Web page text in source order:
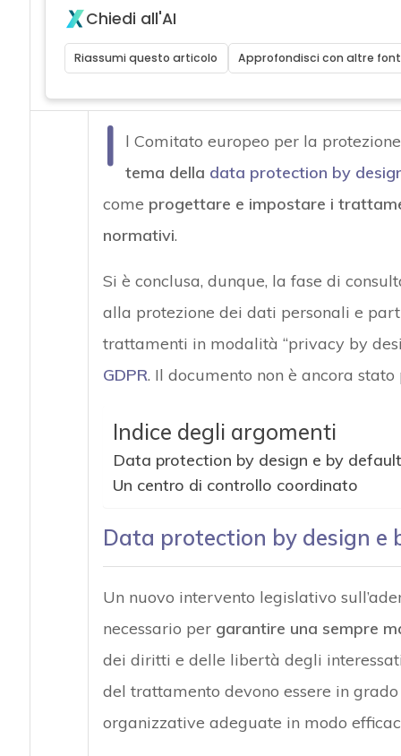
Chiedi all'AI
Riassumi questo articolo Approfondisci con altre
I
l Comitato europeo per la
tema della data protection by
come progettare e impostare i
normativi.
Si è conclusa, dunque, la fase di
alla protezione dei dati personali e
trattamenti in modalità “privacy by
GDPR. Il documento non è ancora
Indice degli argomenti
Data protection by design e by
Un centro di controllo coordinato
Data protection by design e
Un nuovo intervento legislativo
necessario per garantire una sempre
dei diritti e delle libertà degli
del trattamento devono essere in
organizzative adeguate in modo